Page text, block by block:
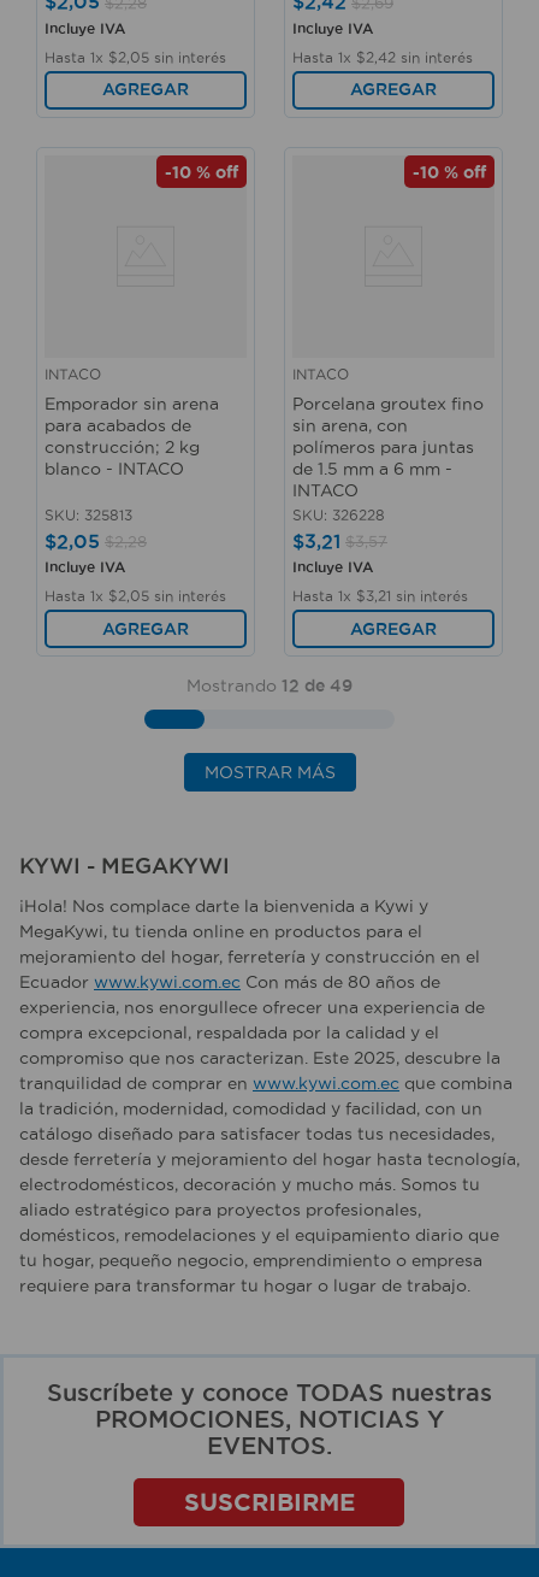
Incluye IVA
Hasta 1x $2 05 sin interés
AGREGAR
Incluye IVA
Hasta 1x $2 42 sin interés
AGREGAR
-10 % off
INTACO
Emporador sin arena
para acabados de
construcción; 2 kg
blanco - INTACO
SKU: 325813
$2,05 $2,28
Incluye IVA
Hasta 1x $2 05 sin interés
AGREGAR
-10 % off
INTACO
Porcelana groutex fino
sin arena, con
polímeros para juntas
de 1.5 mm a 6 mm -
INTACO
SKU: 326228
$3,21 $3,57
Incluye IVA
Hasta 1x $3 21 sin interés
AGREGAR
Mostrando 12 de 49
MOSTRAR MÁS
KYWI - MEGAKYWI
¡Hola! Nos complace darte la bienvenida a Kywi y
MegaKywi, tu tienda online en productos para el
mejoramiento del hogar, ferretería y construcción en el
Ecuador www.kywi.com.ec Con más de 80 años de
experiencia, nos enorgullece ofrecer una experiencia de
compra excepcional, respaldada por la calidad y el
compromiso que nos caracterizan. Este 2025, descubre la
tranquilidad de comprar en www.kywi.com.ec que combina
la tradición, modernidad, comodidad y facilidad, con un
catálogo diseñado para satisfacer todas tus necesidades,
desde ferretería y mejoramiento del hogar hasta tecnología,
electrodomésticos, decoración y mucho más. Somos tu
aliado estratégico para proyectos profesionales,
domésticos, remodelaciones y el equipamiento diario que
tu hogar, pequeño negocio, emprendimiento o empresa
requiere para transformar tu hogar o lugar de trabajo.
Suscríbete y conoce TODAS nuestras
PROMOCIONES, NOTICIAS Y
EVENTOS.
SUSCRIBIRME